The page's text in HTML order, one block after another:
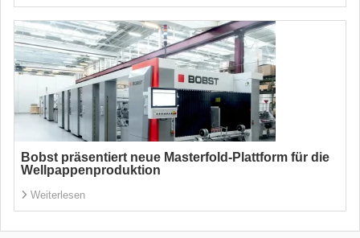
Bobst präsentiert neue Masterfold-Plattform für die
Wellpappenproduktion
Weiterlesen